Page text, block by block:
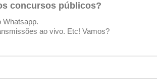
concursos públicos?
Whatsapp.
ao vivo. Etc! Vamos?